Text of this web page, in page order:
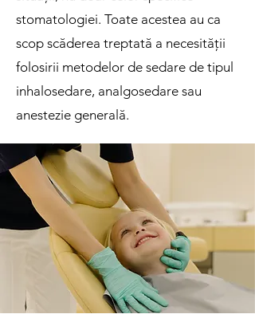
stomatologiei. Toate acestea au ca
scop scăderea treptată a necesității
folosirii metodelor de sedare de tipul
inhalosedare, analgosedare sau
anestezie generală.